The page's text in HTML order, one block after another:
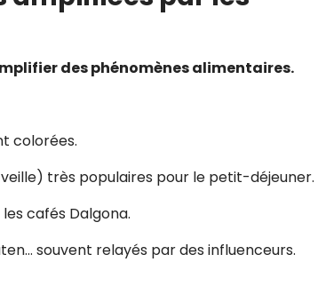
des phénomènes alimentaires.
colorées.
très populaires pour le petit-déjeuner.
cafés Dalgona.
souvent relayés par des influenceurs.